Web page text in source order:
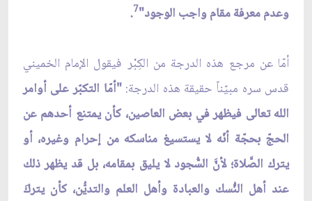
وعدم معرفة مقام واجب الوجود"7
.
أمّا عن مرجع هذه الدرجة من الكِبْر فيقول الإمام الخميني
قدس سره مبيّناً حقيقة هذه الدرجة:"أمّا التكبّر على أوامر
الله تعالى فيظهر في بعض العاصين، كأن يمتنع أحدهم عن
الحجّ بحجّة أنّه لا يستسيغ مناسكه من إحرام وغيره، أو
يترك الصَّلاة؛ لأنَّ السُّجود لا يليق بمقامه، بل قد يظهر ذلك
عند أهل النُّسك والعبادة وأهل العلم والتديُّن، كأن يتركَ